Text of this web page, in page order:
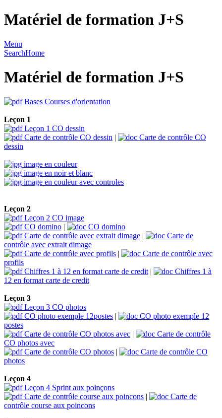
Matériel de formation J+S
Menu
SearchHome
Matériel de formation J+S
Bases Courses d'orientation
Leçon 1
Leçon 1 CO dessin
Carte de contrôle CO dessin |
Carte de contrôle CO
dessin
image en couleur
image en noir et blanc
image en couleur avec controles
Leçon 2
Leçon 2 CO image
CO domino |
CO domino
Carte de contrôle avec extrait dimage |
Carte de
contrôle avec extrait dimage
Carte de contrôle avec profils |
Carte de contrôle avec
profils
Chiffres 1 à 12 en format carte de credit |
Chiffres 1 à
12 en format carte de credit
Leçon 3
Leçon 3 CO photos
CO photo exemple 12postes |
CO photo exemple 12
postes
Carte de contrôle CO photos avec |
Carte de contrôle
CO photos avec
Carte de contrôle CO photos |
Carte de contrôle CO
photos
Leçon 4
Leçon 4 Sprint aux poinçons
Carte de contrôle course aux poincons |
Carte de
contrôle course aux poincons